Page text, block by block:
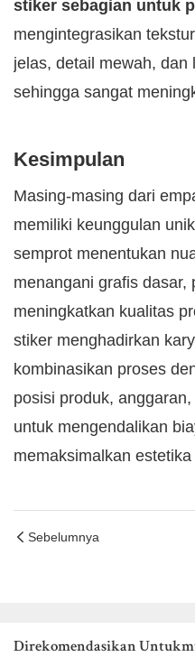
stiker sebagian untuk
mengintegrasikan
jelas, detail mewah, dan
sehingga sangat
Kesimpulan
Masing-masing dari
memiliki keunggulan
semprot menentukan
menangani grafis dasar,
meningkatkan kualitas
stiker menghadirkan
kombinasikan proses
posisi produk,
untuk mengendalikan
memaksimalkan
Sebelumnya
Direkomendasikan